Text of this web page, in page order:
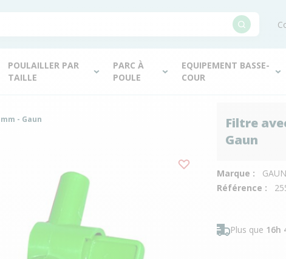
POULAILLER PAR
TAILLE
PARC À
POULE
EQUIPEMENT BASSE-
COUR
Filtre
Gaun
Marque :
GAUN
Référence :
Plus que 16h
- Gaun